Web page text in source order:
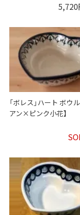
「ボレス」ハート ボウ
アン×ピンク小花】